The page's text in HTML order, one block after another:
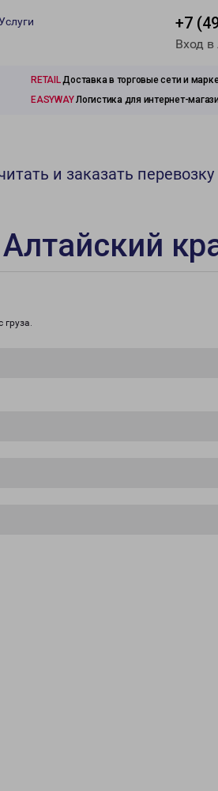
+7
Вход
RETAILДоставка в торговые сети и
EASYWAYЛогистика для интернет-
и заказать перевозку
груза.